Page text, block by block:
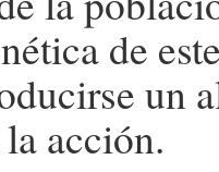
de
un
acción.